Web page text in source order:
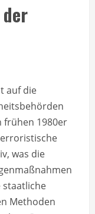
auf die
1980er
was die
staatliche
Methoden